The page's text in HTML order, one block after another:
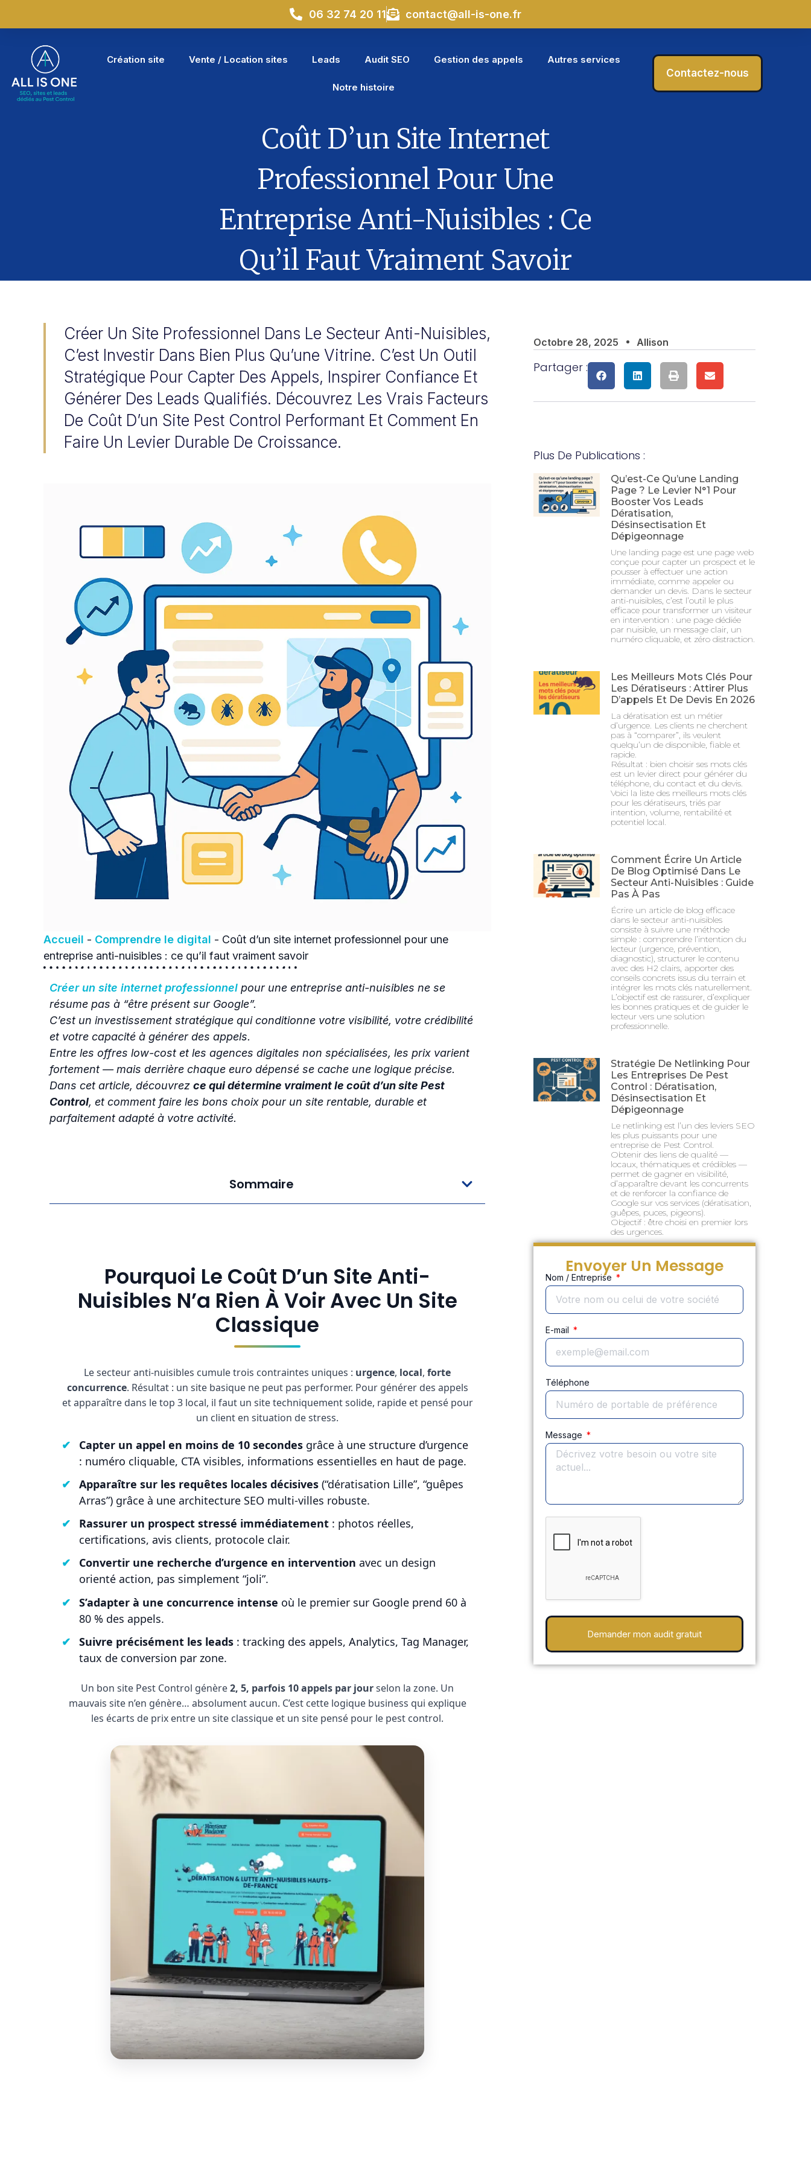
06 32 74 20 11 contact@all-is-one.fr
Création site Vente / Location sites Leads Audit SEO Gestion des appels Autres services
Notre histoire
Contactez-nous
Coût D’un Site Internet
Professionnel Pour Une
Entreprise Anti-Nuisibles : Ce
Qu’il Faut Vraiment Savoir
Créer Un Site Professionnel Dans Le Secteur Anti-Nuisibles,
C’est Investir Dans Bien Plus Qu’une Vitrine. C’est Un Outil
Stratégique Pour Capter Des Appels, Inspirer Confiance Et
Générer Des Leads Qualifiés. Découvrez Les Vrais Facteurs
De Coût D’un Site Pest Control Performant Et Comment En
Faire Un Levier Durable De Croissance.
Accueil - Comprendre le digital - Coût d’un site internet professionnel pour une
entreprise anti-nuisibles : ce qu’il faut vraiment savoir
Créer un site internet professionnel pour une entreprise anti-nuisibles ne se
résume pas à “être présent sur Google”.
C’est un investissement stratégique qui conditionne votre visibilité, votre crédibilité
et votre capacité à générer des appels.
Entre les offres low-cost et les agences digitales non spécialisées, les prix varient
fortement — mais derrière chaque euro dépensé se cache une logique précise.
Dans cet article, découvrez ce qui détermine vraiment le coût d’un site Pest
Control, et comment faire les bons choix pour un site rentable, durable et
parfaitement adapté à votre activité.
Sommaire
Pourquoi Le Coût D’un Site Anti-
Nuisibles N’a Rien À Voir Avec Un Site
Classique
Le secteur anti-nuisibles cumule trois contraintes uniques : urgence, local, forte
concurrence. Résultat : un site basique ne peut pas performer. Pour générer des appels
et apparaître dans le top 3 local, il faut un site techniquement solide, rapide et pensé pour
un client en situation de stress.
Capter un appel en moins de 10 secondesgrâce à une structure d’urgence
: numéro cliquable, CTA visibles, informations essentielles en haut de page.
Apparaître sur les requêtes locales décisives(“dératisation Lille”, “guêpes
Arras”) grâce à une architecture SEO multi-villes robuste.
Rassurer un prospect stressé immédiatement: photos réelles,
certifications, avis clients, protocole clair.
Convertir une recherche d’urgence en intervention avec un design
orienté action, pas simplement “joli”.
S’adapter à une concurrence intense où le premier sur Google prend 60 à
80 % des appels.
Suivre précisément les leads: tracking des appels, Analytics, Tag Manager,
taux de conversion par zone.
Un bon site Pest Control génère2, 5, parfois 10 appels par jourselon la zone. Un
mauvais site n’en génère… absolument aucun. C’est cette logique business qui explique
les écarts de prix entre un site classique et un site pensé pour le pest control.
Octobre 28, 2025 Allison
Partager :
Plus De Publications :
Qu’est-Ce Qu’une Landing
Page ? Le Levier N°1 Pour
Booster Vos Leads
Dératisation,
Désinsectisation Et
Dépigeonnage
Une landing page est une page web
conçue pour capter un prospect et le
pousser à effectuer une action
immédiate, comme appeler ou
demander un devis. Dans le secteur
anti-nuisibles, c’est l’outil le plus
efficace pour transformer un visiteur
en intervention : une page dédiée
par nuisible, un message clair, un
numéro cliquable, et zéro distraction.
Les Meilleurs Mots Clés Pour
Les Dératiseurs : Attirer Plus
D’appels Et De Devis En 2026
La dératisation est un métier
d’urgence. Les clients ne cherchent
pas à “comparer”, ils veulent
quelqu’un de disponible, fiable et
rapide.
Résultat : bien choisir ses mots clés
est un levier direct pour générer du
téléphone, du contact et du devis.
Voici la liste des meilleurs mots clés
pour les dératiseurs, triés par
intention, volume, rentabilité et
potentiel local.
Comment Écrire Un Article
De Blog Optimisé Dans Le
Secteur Anti-Nuisibles : Guide
Pas À Pas
Écrire un article de blog efficace
dans le secteur anti-nuisibles
consiste à suivre une méthode
simple : comprendre l’intention du
lecteur (urgence, prévention,
diagnostic), structurer le contenu
avec des H2 clairs, apporter des
conseils concrets issus du terrain et
intégrer les mots clés naturellement.
L’objectif est de rassurer, d’expliquer
les bonnes pratiques et de guider le
lecteur vers une solution
professionnelle.
Stratégie De Netlinking Pour
Les Entreprises De Pest
Control : Dératisation,
Désinsectisation Et
Dépigeonnage
Le netlinking est l’un des leviers SEO
les plus puissants pour une
entreprise de Pest Control.
Obtenir des liens de qualité —
locaux, thématiques et crédibles —
permet de gagner en visibilité,
d’apparaître devant les concurrents
et de renforcer la confiance de
Google sur vos services (dératisation,
guêpes, puces, pigeons).
Objectif : être choisi en premier lors
des urgences.
Envoyer Un Message
Nom / Entreprise
E-mail
Téléphone
Message
Demander mon audit gratuit